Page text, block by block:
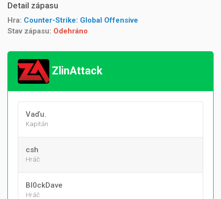
Detail zápasu
Hra: Counter-Strike: Global Offensive
Stav zápasu: Odehráno
ZlinAttack
Vaďu.
Kapitán
csh
Hráč
Bl0ckDave
Hráč